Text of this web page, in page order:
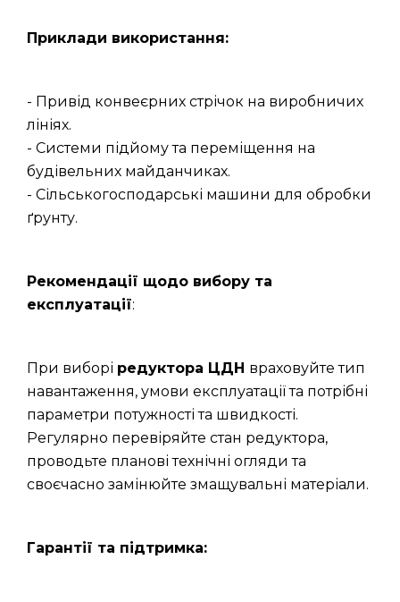
Приклади використання:
- Привід конвеєрних стрічок на виробничих
лініях.
- Системи підйому та переміщення на
будівельних майданчиках.
- Сільськогосподарські машини для обробки
ґрунту.
Рекомендації щодо вибору та
експлуатації:
При виборі редуктора ЦДН враховуйте тип
навантаження, умови експлуатації та потрібні
параметри потужності та швидкості.
Регулярно перевіряйте стан редуктора,
проводьте планові технічні огляди та
своєчасно замінюйте змащувальні матеріали.
Гарантії та підтримка: